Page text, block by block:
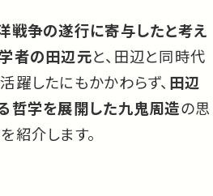
戦争の遂行に寄与したと考え
者の田辺元と、田辺と同時代
躍したにもかかわらず、 田辺
哲学を展開した九鬼周造の思
紹介します。